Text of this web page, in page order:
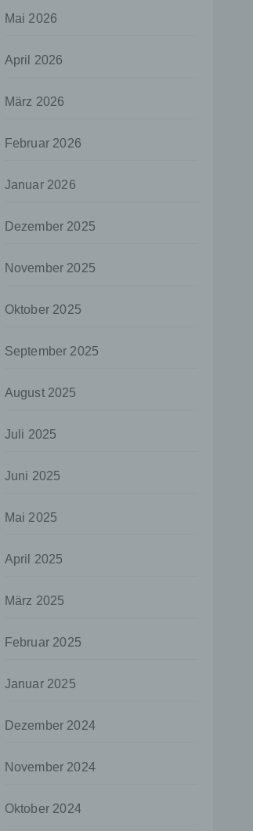
Mai 2026
April 2026
März 2026
Februar 2026
Januar 2026
Dezember 2025
November 2025
Oktober 2025
September 2025
August 2025
Juli 2025
Juni 2025
Mai 2025
April 2025
März 2025
Februar 2025
Januar 2025
Dezember 2024
November 2024
Oktober 2024